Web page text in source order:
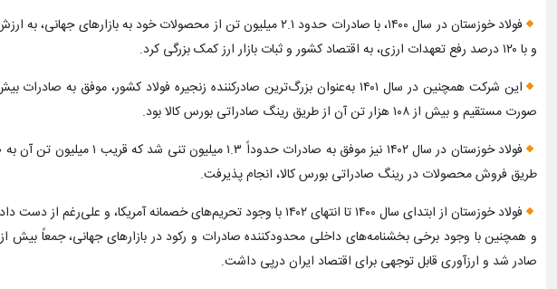
و با ۱۲۰ درصد رفع تعهدات ارزی، به اقتصاد کشور و ثبات بازار ارز کمک بزرگی کرد.
صورت مستقیم و بیش از ۱۰۸ هزار تن آن از طریق رینگ صادراتی بورس کالا بود.
طریق فروش محصولات در رینگ صادراتی بورس کالا، انجام پذیرفت.
صادر شد و ارزآوری قابل توجهی برای اقتصاد ایران درپی داشت.